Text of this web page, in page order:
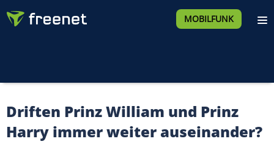
MOBILFUNK
Driften Prinz William und Prinz
Harry immer weiter auseinander?